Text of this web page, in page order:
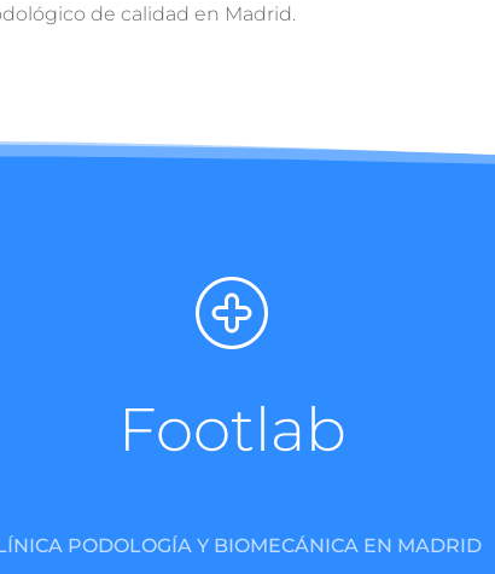
de calidad en Madrid.
Footlab
PODOLOGÍA Y BIOMECÁNICA EN MADRID